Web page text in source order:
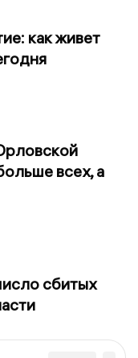
как живет
всех, а
сбитых